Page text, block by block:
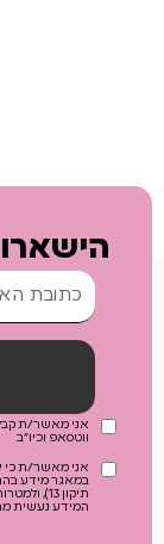
ווטסאפ וכיו"ב
אני מאשר/ת כי
תיקון 13), ולמטרות המפורטות
המידע נעשית